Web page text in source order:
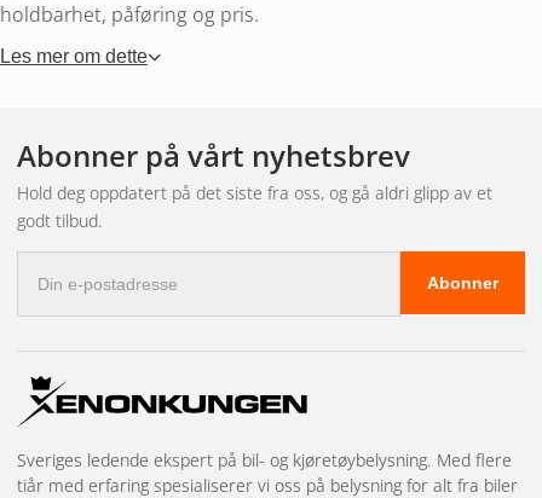
holdbarhet, påføring og pris.
Bilvoks(karnauba eller syntetisk) er det klassiske
par måneder. Perfekt for de som liker å vokse bilen
regelmessig og setter pris på prosessen.
FORSEGLE(forseglingsmiddel) er et syntetisk produkt som
fester seg tettere til lakken og varer lenger – vanligvis 3–6
måneder. Det gir en klarere, mer speilblank glans
sammenlignet med tradisjonell voks. Påføres på samme
måte som voks, men krever litt mer nøye arbeid.
Keramisk beskyttelse
holdbare løsningen. En profesjonell keramisk behandling
Les mer om dette
Abonner på vårt nyhetsbrev
Hold deg oppdatert på det siste fra oss, og gå aldri glipp av et
godt tilbud.
postadresse
Abonner
Sveriges ledende ekspert på bil- og kjøretøybelysning. Med flere
tiår med erfaring spesialiserer vi oss på belysning for alt fra biler